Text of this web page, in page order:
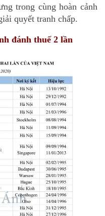
trong cùng hoàn cảnh
quyết tranh chấp.
đánh thuế 2 lần